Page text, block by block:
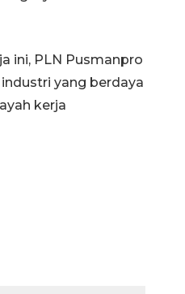
ini, PLN Pusmanpro
yang berdaya
kerja